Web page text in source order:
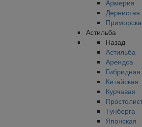
Армерия
Дернистая
Астильба
Назад
Астильба
Арендса
Гибридная
Китайская
Курчавая
Тунберга
Японская